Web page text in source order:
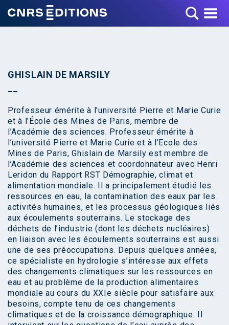
Toggle Menu
GHISLAIN DE MARSILY
Professeur émérite à l’université Pierre et Marie Curie
et à l’École des Mines de Paris, membre de
l’Académie des sciences. Professeur émérite à
l’université Pierre et Marie Curie et à l’Ecole des
Mines de Paris, Ghislain de Marsily est membre de
l’Académie des sciences et coordonnateur avec Henri
Leridon du Rapport RST Démographie, climat et
alimentation mondiale. Il a principalement étudié les
ressources en eau, la contamination des eaux par les
activités humaines, et les processus géologiques liés
aux écoulements souterrains. Le stockage des
déchets de l’industrie (dont les déchets nucléaires)
en liaison avec les écoulements souterrains est aussi
une de ses préoccupations. Depuis quelques années,
ce spécialiste en hydrologie s’intéresse aux effets
des changements climatiques sur les ressources en
eau et au problème de la production alimentaires
mondiale au cours du XXIe siècle pour satisfaire aux
besoins, compte tenu de ces changements
climatiques et de la croissance démographique. Il